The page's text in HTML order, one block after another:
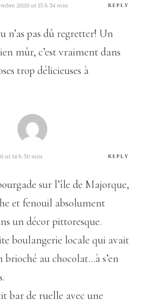
2020 at 15 h 54 min REPLY
n’as pas dû regretter! Un
mûr, c’est vraiment dans
trop délicieuses à
at 14 h 50 min REPLY
sur l’île de Majorque,
et fenouil absolument
un décor pittoresque.
boulangerie locale qui avait
au chocolat…à s’en
bar de ruelle avec une